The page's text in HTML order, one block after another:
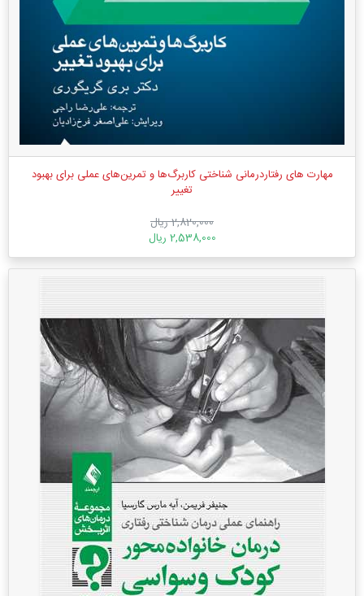
مهارت های رفتاردرمانی شناختی کاربرگ‌ها و تمرین‌های عملی برای بهبود
تغییر
2,820,000 ریال
2,538,000 ریال